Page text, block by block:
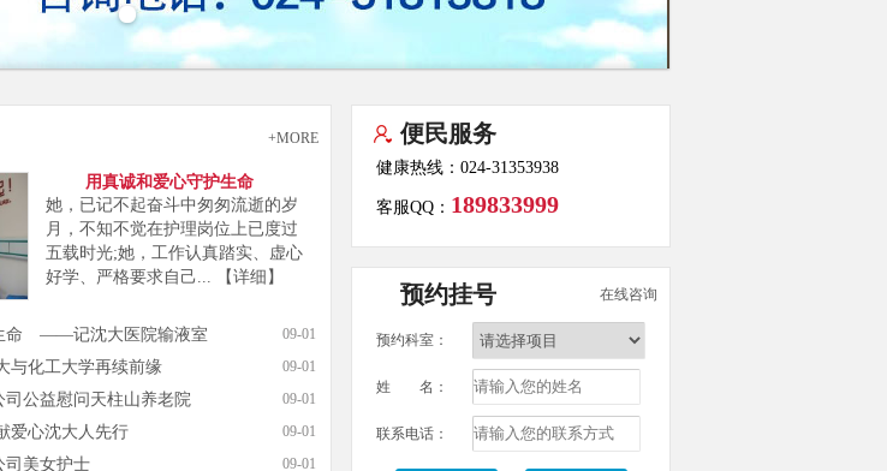
+MORE
用真诚和爱心守护生命
她，已记不起奋斗中匆匆流逝的岁
月，不知不觉在护理岗位上已度过
五载时光;她，工作认真踏实、虚心
好学、严格要求自己...
【详细】
命 ——记沈大医院输液室 09-01
与化工大学再续前缘 09-01
公益慰问天柱山养老院 09-01
爱心沈大人先行 09-01
司美女护士 09-01
便民服务
健康热线：024-31353938
客服QQ： 189833999
预约挂号 在线咨询
预约科室：
姓 名：
联系电话：